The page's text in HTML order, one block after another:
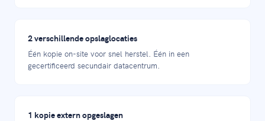
2 verschillende opslaglocaties
Één kopie on-site voor snel herstel. Één in een
gecertificeerd secundair datacentrum.
1 kopie extern opgeslagen